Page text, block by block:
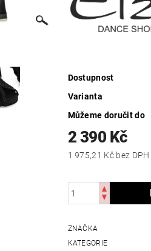
Dostupnost
Varianta
Můžeme doručit do
2 390 Kč
1 975,21 Kč bez DPH
ZNAČKA
KATEGORIE